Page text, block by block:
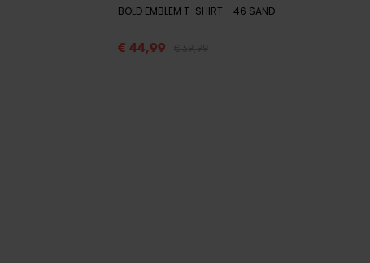
BOLD EMBLEM T-SHIRT - 46 SAND
€ 44,99